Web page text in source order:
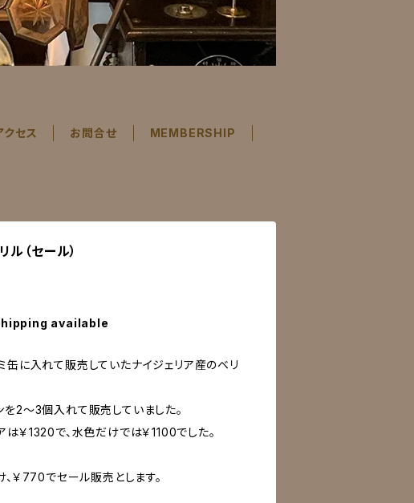
クセス お問合せ MEMBERSHIP
（セール）
available
缶に入れて販売していたナイジェリア産のベリ
を2～3個入れて販売していました。
は￥1320で、水色だけでは￥1100でした。
￥770でセール販売とします。